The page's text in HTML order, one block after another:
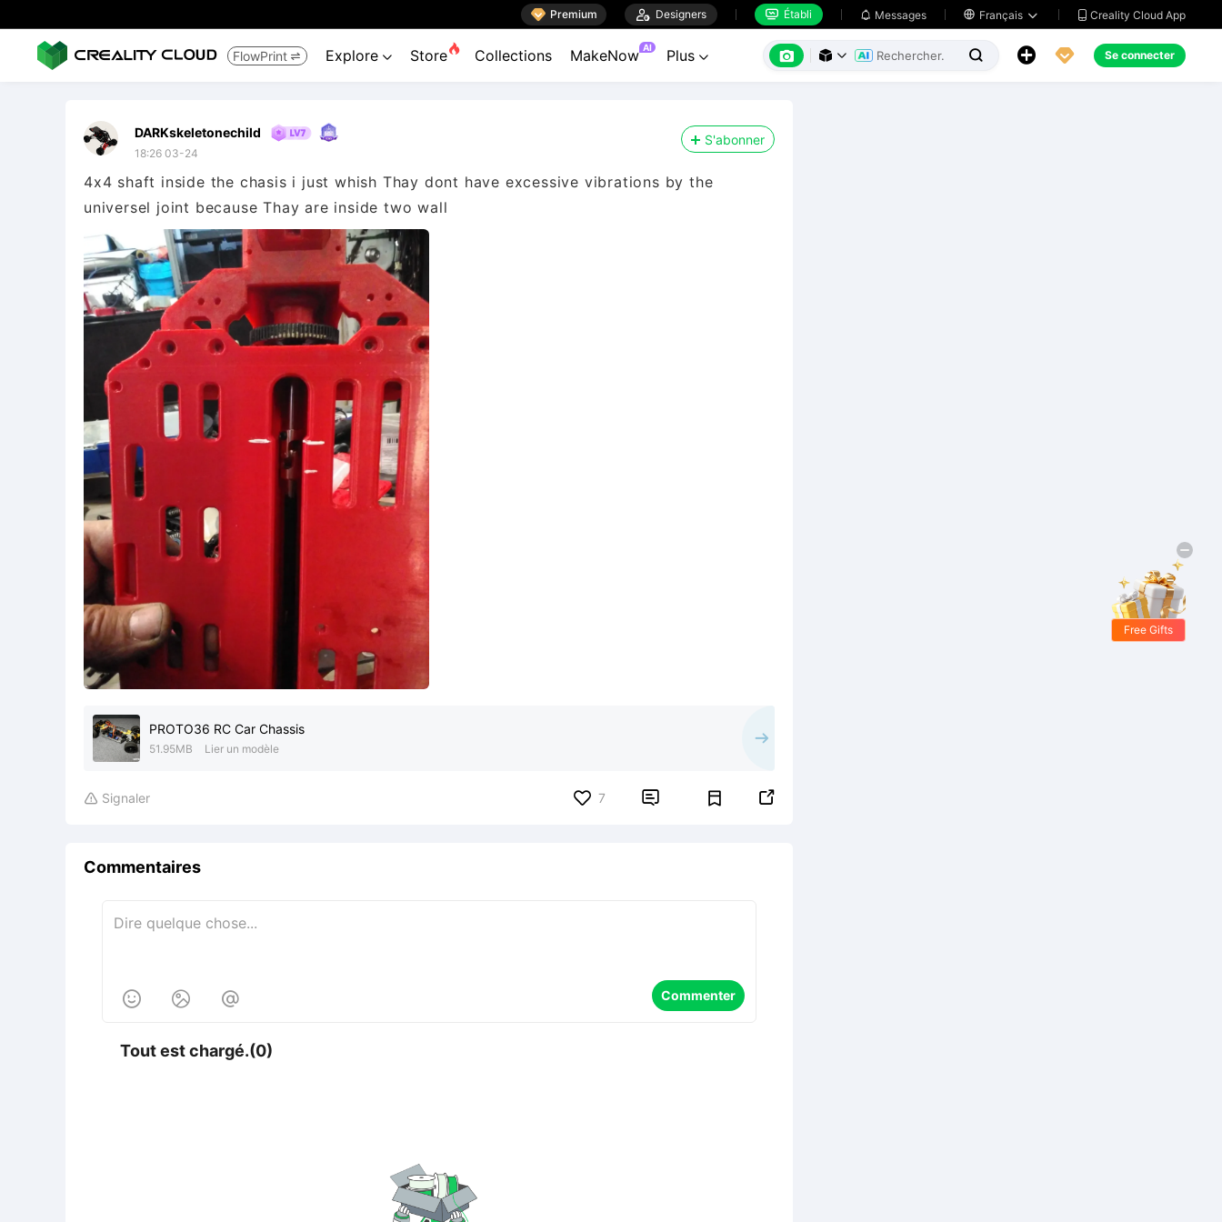
 Premium  Designers  Établi  Messages  Français   Creality Cloud App
FlowPrint  Explore  Store Collections MakeNow AI Plus        Se connecter
DARKskeletonechild
18:26 03-24
S'abonner
4x4 shaft inside the chasis i just whish Thay dont have excessive vibrations by the
universel joint because Thay are inside two wall
PROTO36 RC Car Chassis
51.95MB Lier un modèle
 Signaler 7  
Commentaires
   Commenter
Tout est chargé.(0)
Free Gifts